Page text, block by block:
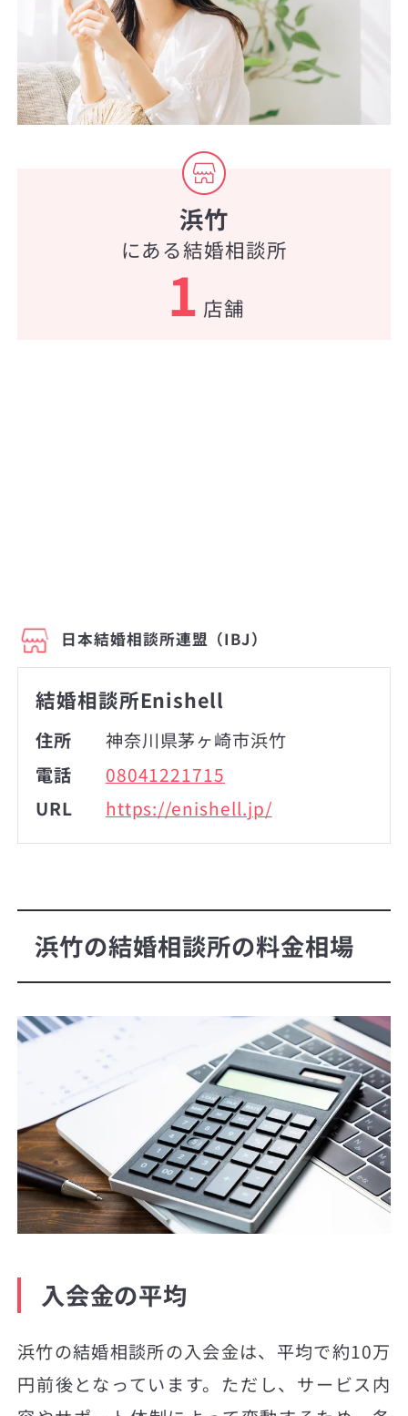
浜竹
にある結婚相談所
1 店舗
日本結婚相談所連盟（IBJ）
結婚相談所Enishell
住所
神奈川県茅ヶ崎市浜竹
電話
08041221715
URL
https://enishell.jp/
浜竹の結婚相談所の料金相場
入会金の平均
浜竹の結婚相談所の入会金は、平均で約10万
円前後となっています。ただし、サービス内